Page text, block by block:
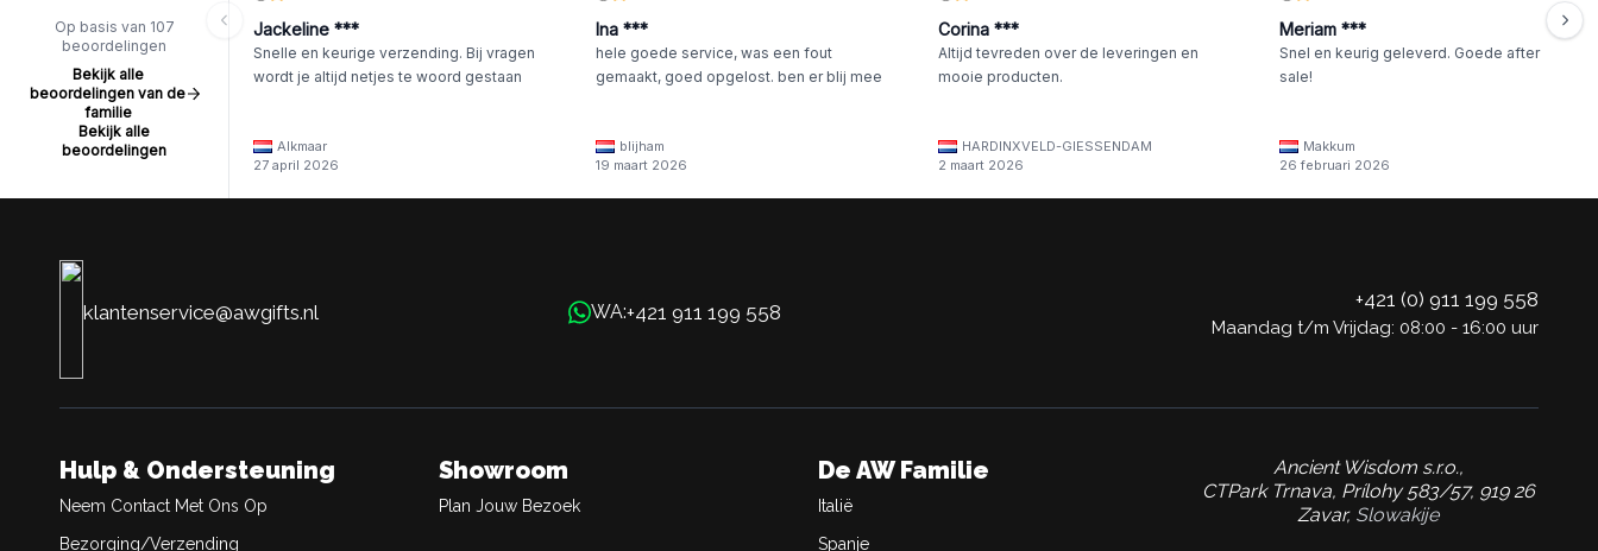
Op basis van 107
beoordelingen
Bekijk alle
beoordelingen van de
familie
Bekijk alle
beoordelingen
Jackeline ***
Snelle en keurige verzending. Bij vragen
wordt je altijd netjes te woord gestaan
Alkmaar
27 april 2026
Ina ***
hele goede service, was een fout
gemaakt, goed opgelost. ben er blij mee
blijham
19 maart 2026
Corina ***
Altijd tevreden over de leveringen en
mooie producten.
HARDINXVELD-GIESSENDAM
2 maart 2026
Meriam ***
Snel en keurig geleverd. Goede after
sale!
Makkum
26 februari 2026
klantenservice@awgifts.nl WA:+421 911 199 558
+421 (0) 911 199 558
Maandag t/m Vrijdag: 08:00 - 16:00 uur
Hulp & Ondersteuning
Neem Contact Met Ons Op
Bezorging/Verzending
Showroom
Plan Jouw Bezoek
De AW Familie
Italië
Spanje
Ancient Wisdom s.r.o.,
CTPark Trnava, Prílohy 583/57, 919 26
Zavar, Slowakije